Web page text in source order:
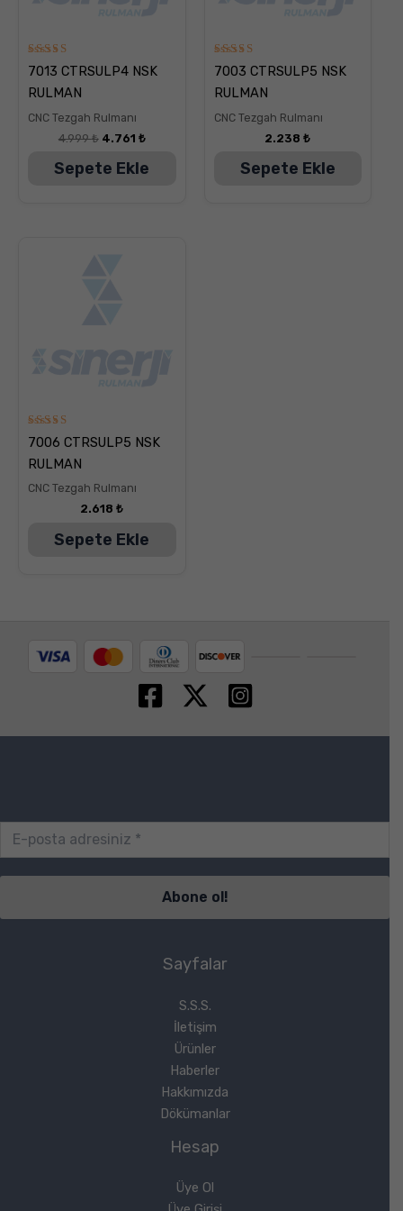
5
üzerinden
5.00
oy aldı
7013 CTRSULP4 NSK
RULMAN
CNC Tezgah Rulmanı
4.999₺ 4.761 ₺
Sepete Ekle
5
üzerinden
5.00
oy aldı
7003 CTRSULP5 NSK
RULMAN
CNC Tezgah Rulmanı
2.238₺
Sepete Ekle
5
üzerinden
5.00
oy aldı
7006 CTRSULP5 NSK
RULMAN
CNC Tezgah Rulmanı
2.618₺
Sepete Ekle
Sayfalar
S.S.S.
İletişim
Ürünler
Haberler
Hakkımızda
Dökümanlar
Hesap
Üye Ol